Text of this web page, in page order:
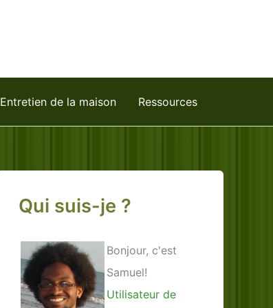
Entretien de la maison Ressources
Qui suis-je ?
Bonjour, c'est
Samuel!
Utilisateur de